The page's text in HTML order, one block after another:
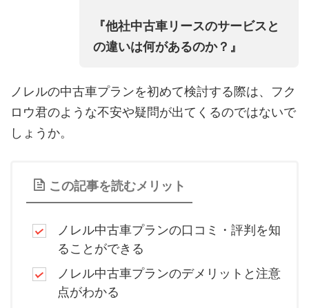
『他社中古車リースのサービスと
の違いは何があるのか？』
ノレルの中古車プランを初めて検討する際は、フク
ロウ君のような不安や疑問が出てくるのではないで
しょうか。
この記事を読むメリット
ノレル中古車プランの口コミ・評判を知
ることができる
ノレル中古車プランのデメリットと注意
点がわかる